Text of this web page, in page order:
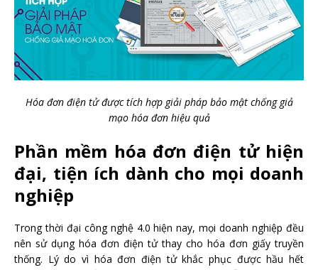
Hóa đơn điện tử được tích hợp giải pháp bảo mật chống giả
mạo hóa đơn hiệu quả
Phần mềm hóa đơn điện tử hiện
đại, tiện ích dành cho mọi doanh
nghiệp
Trong thời đại công nghệ 4.0 hiện nay, mọi doanh nghiệp đều
nên sử dụng hóa đơn điện tử thay cho hóa đơn giấy truyền
thống. Lý do vì hóa đơn điện tử khắc phục được hầu hết